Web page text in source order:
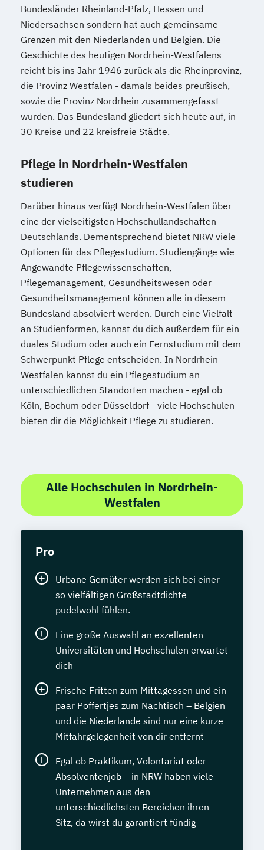
Bundesländer Rheinland-Pfalz, Hessen und
Niedersachsen sondern hat auch gemeinsame
Grenzen mit den Niederlanden und Belgien. Die
Geschichte des heutigen Nordrhein-Westfalens
reicht bis ins Jahr 1946 zurück als die Rheinprovinz,
die Provinz Westfalen - damals beides preußisch,
sowie die Provinz Nordrhein zusammengefasst
wurden. Das Bundesland gliedert sich heute auf, in
30 Kreise und 22 kreisfreie Städte.
Pflege in Nordrhein-Westfalen
studieren
Darüber hinaus verfügt Nordrhein-Westfalen über
eine der vielseitigsten Hochschullandschaften
Deutschlands. Dementsprechend bietet NRW viele
Optionen für das Pflegestudium. Studiengänge wie
Angewandte Pflegewissenschaften,
Pflegemanagement, Gesundheitswesen oder
Gesundheitsmanagement können alle in diesem
Bundesland absolviert werden. Durch eine Vielfalt
an Studienformen, kannst du dich außerdem für ein
duales Studium oder auch ein Fernstudium mit dem
Schwerpunkt Pflege entscheiden. In Nordrhein-
Westfalen kannst du ein Pflegestudium an
unterschiedlichen Standorten machen - egal ob
Köln, Bochum oder Düsseldorf - viele Hochschulen
bieten dir die Möglichkeit Pflege zu studieren.
Alle Hochschulen in Nordrhein-
Westfalen
Pro
Urbane Gemüter werden sich bei einer
so vielfältigen Großstadtdichte
pudelwohl fühlen.
Eine große Auswahl an exzellenten
Universitäten und Hochschulen erwartet
dich
Frische Fritten zum Mittagessen und ein
paar Poffertjes zum Nachtisch – Belgien
und die Niederlande sind nur eine kurze
Mitfahrgelegenheit von dir entfernt
Egal ob Praktikum, Volontariat oder
Absolventenjob – in NRW haben viele
Unternehmen aus den
unterschiedlichsten Bereichen ihren
Sitz, da wirst du garantiert fündig